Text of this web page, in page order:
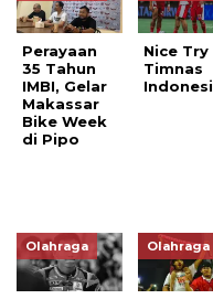
Perayaan
35 Tahun
IMBI, Gelar
Makassar
Bike Week
di Pipo
Nice Try
Timnas
Olahraga Olahraga